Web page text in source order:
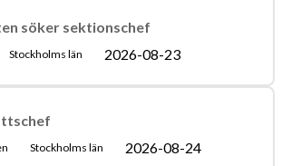
söker sektionschef
Stockholms län 2026-08-23
Stockholms län 2026-08-24